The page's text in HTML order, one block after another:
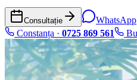
Consultație
WhatsApp
Constanța · 0725 869 561